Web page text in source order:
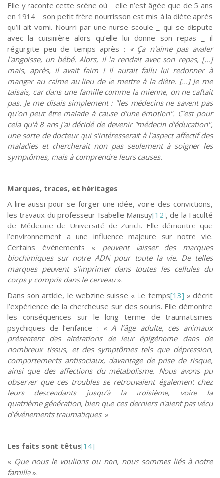
Elle y raconte cette scène où _ elle n’est âgée que de 5 ans
en 1914 _ son petit frère nourrisson est mis à la diète après
qu’il ait vomi. Nourri par une nurse saoule _ qui se dispute
avec la cuisinière alors qu’elle lui donne son repas _ il
régurgite peu de temps après : « Ça n'aime pas avaler
l'angoisse, un bébé. Alors, il la rendait avec son repas, […]
mais, après, il avait faim ! Il aurait fallu lui redonner à
manger au calme au lieu de le mettre à la diète. […] Je me
taisais, car dans une famille comme la mienne, on ne caftait
pas. Je me disais simplement : "les médecins ne savent pas
qu'on peut être malade à cause d'une émotion". C'est pour
cela qu'à 8 ans j'ai décidé de devenir "médecin d'éducation",
une sorte de docteur qui s'intéresserait à l'aspect affectif des
maladies et chercherait non pas seulement à soigner les
symptômes, mais à comprendre leurs causes.
Marques, traces, et héritages
A lire aussi pour se forger une idée, voire des convictions,
les travaux du professeur Isabelle Mansuy[12], de la Faculté
de Médecine de Université de Zürich. Elle démontre que
l’environnement a une influence majeure sur notre vie.
Certains événements « peuvent laisser des marques
biochimiques sur notre ADN pour toute la vie. De telles
marques peuvent s’imprimer dans toutes les cellules du
corps y compris dans le cerveau».
Dans son article, le webzine suisse « Le temps[13] » décrit
l’expérience de la chercheuse sur des souris. Elle démontre
les conséquences sur le long terme de traumatismes
psychiques de l’enfance : «A l’âge adulte, ces animaux
présentent des altérations de leur épigénome dans de
nombreux tissus, et des symptômes tels que dépression,
comportements antisociaux, davantage de prise de risque,
ainsi que des affections du métabolisme. Nous avons pu
observer que ces troubles se retrouvaient également chez
leurs descendants jusqu’à la troisième, voire la
quatrième génération, bien que ces derniers n’aient pas vécu
d’événements traumatiques. »
Les faits sont têtus[14]
« Que nous le voulions ou non, nous sommes liés à notre
famille ».